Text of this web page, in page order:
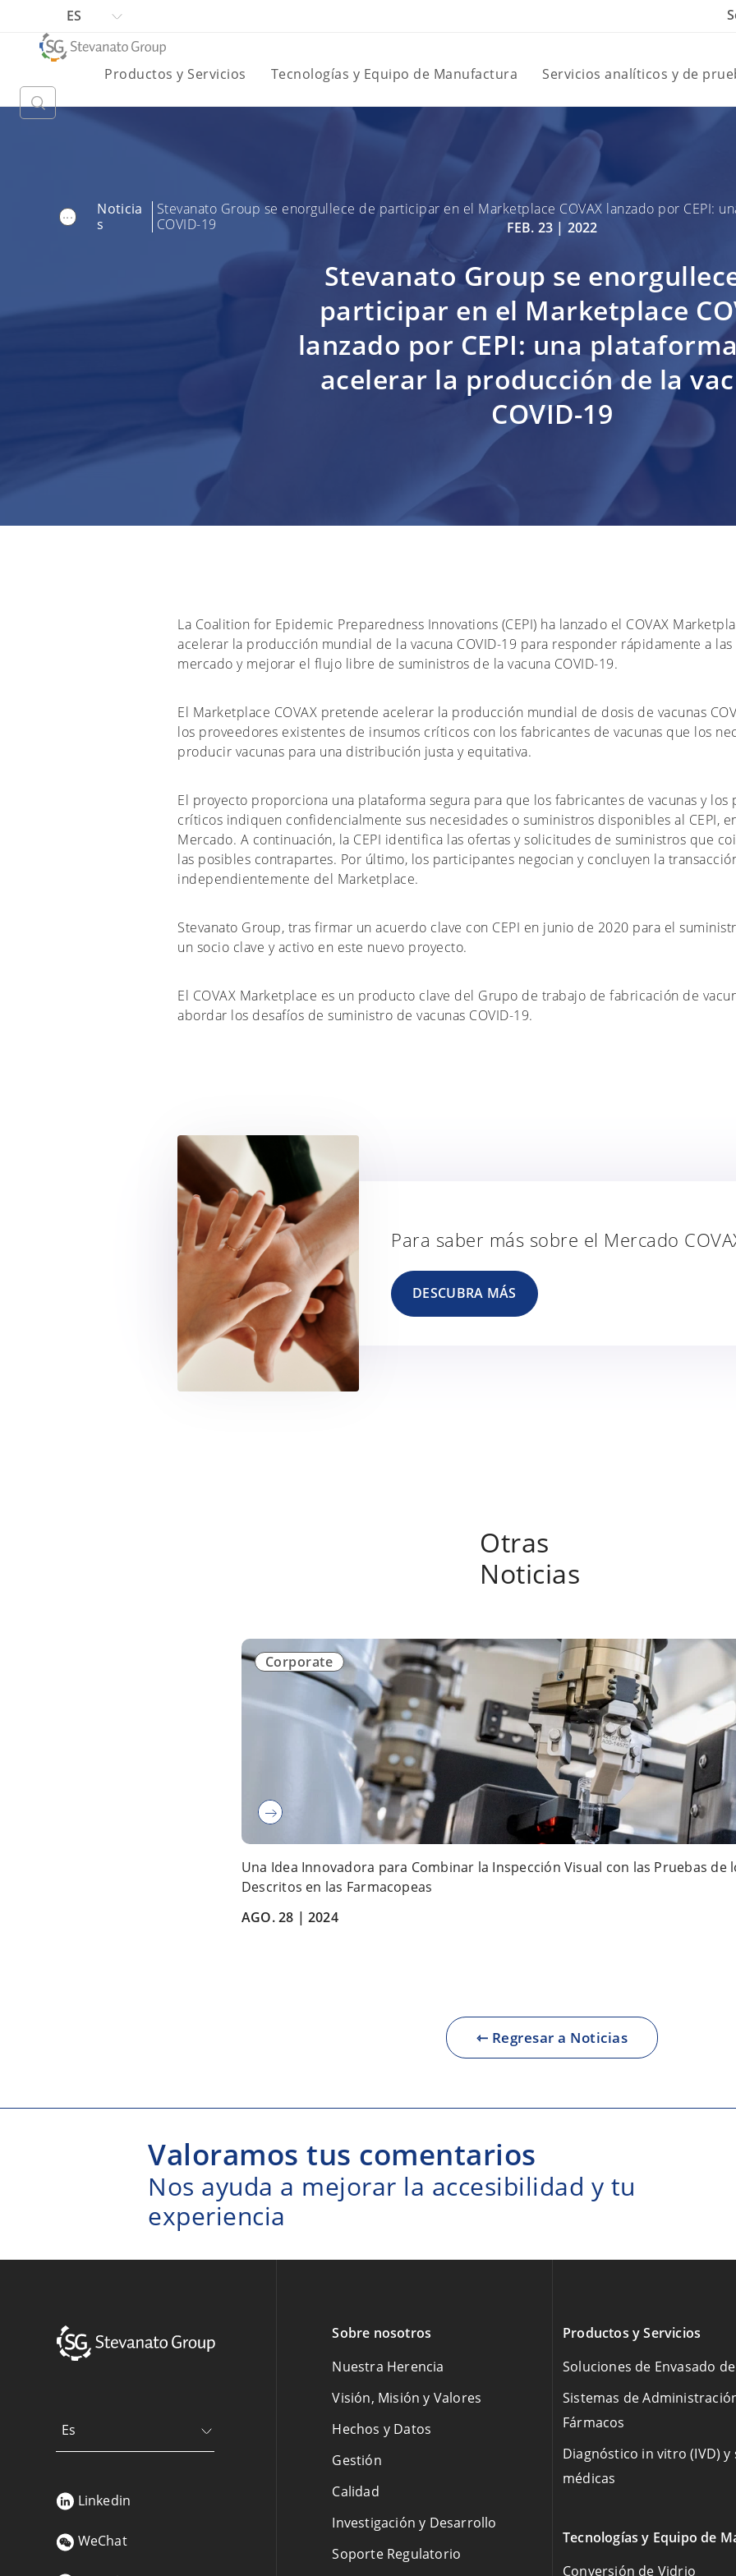
ES
Productos y Servicios Tecnologías y Equipo de Manufactura Servicios analíticos y de
...
Noticia
s
Stevanato Group se enorgullece de participar en el Marketplace COVAX lanzado por CEPI:
COVID-19
FEB. 23 | 2022
Stevanato Group se
participar en el Marketplace
lanzado por CEPI: una
acelerar la producción de la
COVID-19
La Coalition for Epidemic Preparedness Innovations (CEPI) ha lanzado el COVAX
acelerar la producción mundial de la vacuna COVID-19 para responder rápidamente a
mercado y mejorar el flujo libre de suministros de la vacuna COVID-19.
El Marketplace COVAX pretende acelerar la producción mundial de dosis de vacunas
los proveedores existentes de insumos críticos con los fabricantes de vacunas que los
producir vacunas para una distribución justa y equitativa.
El proyecto proporciona una plataforma segura para que los fabricantes de vacunas y
críticos indiquen confidencialmente sus necesidades o suministros disponibles al CEPI,
Mercado. A continuación, la CEPI identifica las ofertas y solicitudes de suministros que
las posibles contrapartes. Por último, los participantes negocian y concluyen la
independientemente del Marketplace.
Stevanato Group, tras firmar un acuerdo clave con CEPI en junio de 2020 para el
un socio clave y activo en este nuevo proyecto.
El COVAX Marketplace es un producto clave del Grupo de trabajo de fabricación de
abordar los desafíos de suministro de vacunas COVID-19.
Para saber más sobre el Mercado
DESCUBRA MÁS
Otras
Noticias
Corporate
Una Idea Innovadora para Combinar la Inspección Visual con las Pruebas de
Descritos en las Farmacopeas
AGO. 28 | 2024
⇽ Regresar a Noticias
Valoramos tus comentarios
Nos ayuda a mejorar la accesibilidad y tu
experiencia
Es
Linkedin
WeChat
Sobre nosotros
Nuestra Herencia
Visión, Misión y Valores
Hechos y Datos
Gestión
Calidad
Investigación y Desarrollo
Soporte Regulatorio
Productos y Servicios
Soluciones de Envasado
Sistemas de
Fármacos
Diagnóstico in vitro (IVD) y
médicas
Tecnologías y Equipo de
Conversión de Vidrio